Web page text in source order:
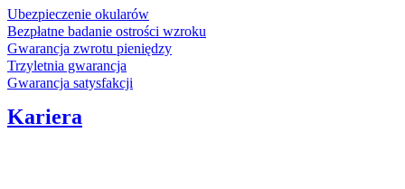
Ubezpieczenie okularów
Bezpłatne badanie ostrości wzroku
Gwarancja zwrotu pieniędzy
Trzyletnia gwarancja
Gwarancja satysfakcji
Kariera